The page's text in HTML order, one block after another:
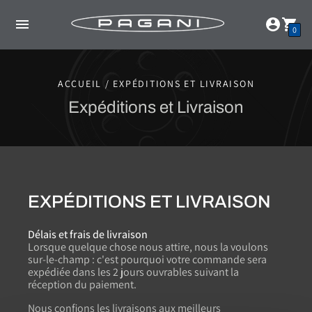
0
ACCUEIL / EXPÉDITIONS ET LIVRAISON
Expéditions et Livraison
EXPÉDITIONS ET LIVRAISON
Délais et frais de livraison
Lorsque quelque chose nous attire, nous la voulons
sur-le-champ : c'est pourquoi votre commande sera
expédiée dans les 2 jours ouvrables suivant la
réception du paiement.
Nous confions les livraisons aux meilleurs